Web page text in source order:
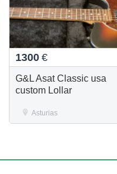
1300 €
G&L Asat Classic usa
custom Lollar
Asturias